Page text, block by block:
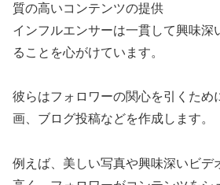
質の高いコンテンツの提供
インフルエンサーは一貫して興味深
ることを心がけています。
彼らはフォロワーの関心を引くため
画、ブログ投稿などを作成します。
例えば、美しい写真や興味深いビデ